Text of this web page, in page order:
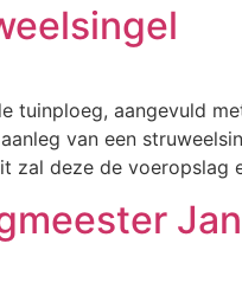
tuinploeg, aangevuld
van een
zal deze de voeropslag